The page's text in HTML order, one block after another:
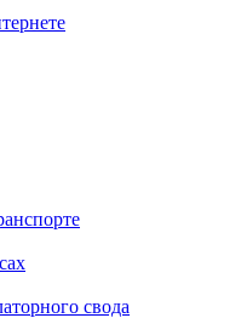
свода